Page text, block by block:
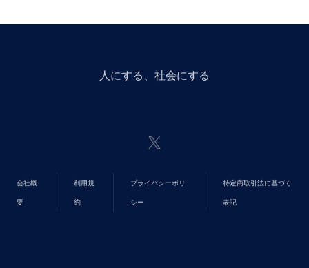
人にGiveする、社会にGiveする
会社概
要
利用規
約
プライバシーポリ
シー
特定商取引法に基づく
表記